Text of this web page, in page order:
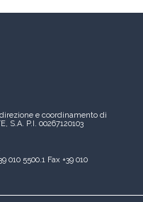
e coordinamento di
S.A. P.I. 00267120103
010 5500.1 Fax +39 010